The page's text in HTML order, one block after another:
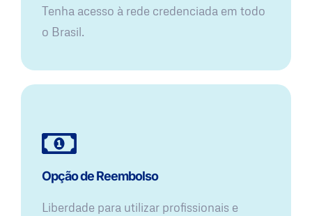
Tenha acesso à rede credenciada em todo
o Brasil.
Opção de Reembolso
Liberdade para utilizar profissionais e